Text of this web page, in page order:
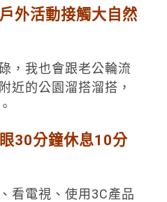
外活動接觸大自然
，我也會跟老公輪流
近的公園溜搭溜搭，
30分鐘休息10分
看電視、使用3C產品